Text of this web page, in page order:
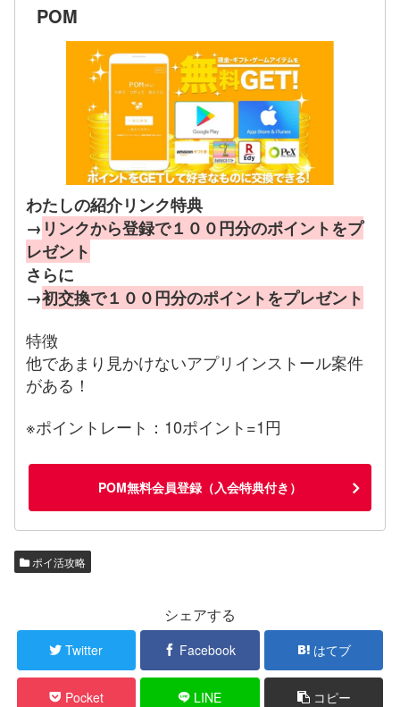
POM
わたしの紹介リンク特典
→ リンクから登録で１００円分のポイントをプ
レゼント
さらに
→初交換で１００円分のポイントをプレゼント
特徴
他であまり見かけないアプリインストール案件
がある！
※ポイントレート：10ポイント=1円
POM無料会員登録（入会特典付き）
ポイ活攻略
シェアする
Twitter Facebook はてブ
Pocket LINE コピー